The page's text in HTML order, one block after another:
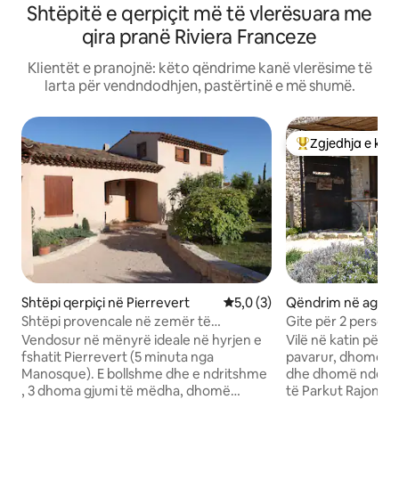
Shtëpitë e qerpiçit më të vlerësuara me
qira pranë Riviera Franceze
Klientët e pranojnë: këto qëndrime kanë vlerësime të
larta për vendndodhjen, pastërtinë e më shumë.
Shtëpi qerpiçi në Pierrevert Vlerësimi mesatar 5,0 nga
5,0 (3)
Shtëpi provencale në zemër të
Luberonit - Pierrevert
Vendosur në mënyrë ideale në hyrjen e
fshatit Pierrevert (5 minuta nga
Manosque). E bollshme dhe e ndritshme
, 3 dhoma gjumi të mëdha, dhomë
Më të mirat e
Zgjedhja e
Qëndrim në
Viens
Gite për 2
Luberon
Vilë në katin
pavarur, dhomë
dhe dhomë
të Parkut Rajonal